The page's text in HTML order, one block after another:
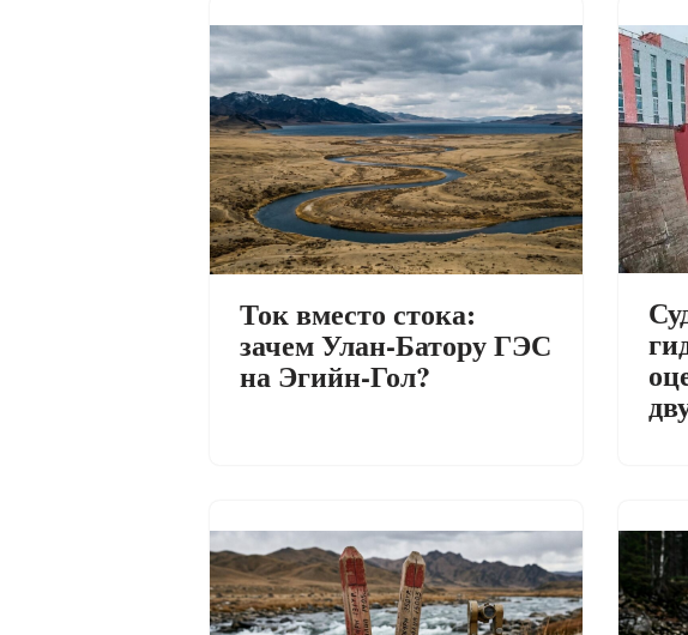
Ток вместо стока:
зачем Улан-Батору ГЭС
на Эгийн-Гол?